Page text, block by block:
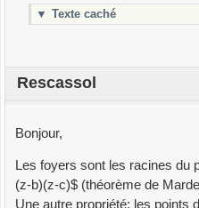
▼ Texte caché
Rescassol
Bonjour,
Les foyers sont les racines du
(z-b)(z-c)$ (théorème de
Une autre propriété: les points